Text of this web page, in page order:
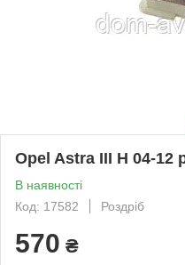
Opel Astra III H 04-12
В наявності
Код: 17582
Роздріб
570 ₴